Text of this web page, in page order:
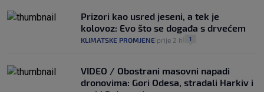
Prizori kao usred jeseni, a tek je
kolovoz: Evo što se događa s drvećem
KLIMATSKE PROMJENE prije 2 h 1
VIDEO / Obostrani masovni napadi
dronovima: Gori Odesa, stradali Harkiv i